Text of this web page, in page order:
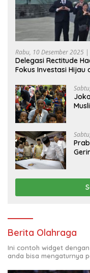
Rabu, 10 Desember 2025
Delegasi Rectitude
Fokus Investasi
Berita Olahraga
Ini contoh widget
anda bisa mengaturnya